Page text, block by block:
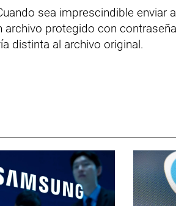
sea imprescindible enviar
protegido con
distinta al archivo original.